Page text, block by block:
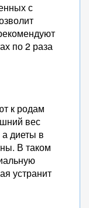
с
по 2 раза
к родам
вес
диеты в
В таком
устранит